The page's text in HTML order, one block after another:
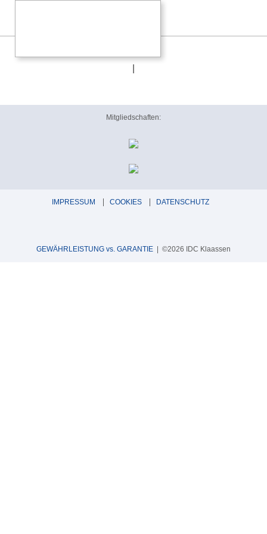
Mitgliedschaften:
IMPRESSUM COOKIES DATENSCHUTZ
GEWÄHRLEISTUNG vs. GARANTIE | ©2026 IDC Klaassen